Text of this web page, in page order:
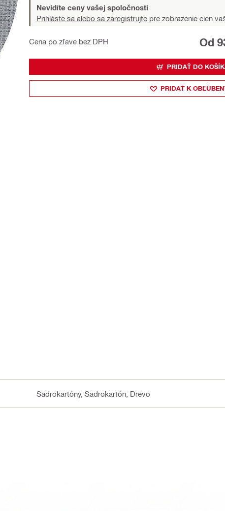
Nevidíte ceny vašej spoločnosti
Prihláste sa alebo sa zaregistrujte pre zobrazenie cien
Cena po zľave bez DPH Od
PRIDAŤ DO
PRIDAŤ K
Sadrokartóny, Sadrokartón, Drevo